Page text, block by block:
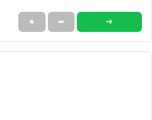
★ ➦ ➜